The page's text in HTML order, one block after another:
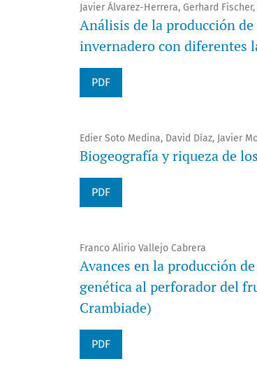
Javier Álvarez-Herrera, Gerhard
Análisis de la producción
invernadero con diferentes
PDF
Edier Soto Medina, David Díaz, Javier
Biogeografía y riqueza de
PDF
Franco Alirio Vallejo Cabrera
Avances en la producción
genética al perforador del
Crambiade)
PDF